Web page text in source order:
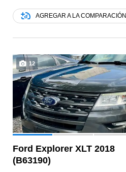
AGREGAR A LA COMPARACIÓN
12
Ford Explorer XLT 2018
(B63190)